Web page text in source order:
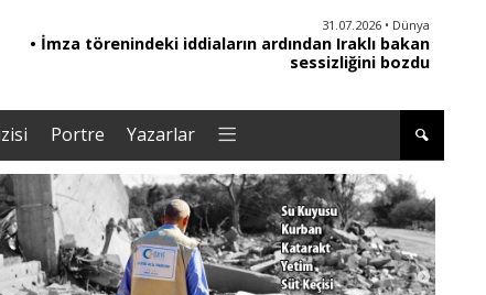
30.07.2026 • Türkiye
• Gelecek Partisi siyasi faaliyetlerini sonlandırdı
Portre Yazarlar